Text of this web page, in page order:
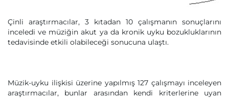
Çinli araştırmacılar, 3 kıtadan 10 çalışmanın sonuçlarını
inceledi ve müziğin akut ya da kronik uyku bozukluklarının
tedavisinde etkili olabileceği sonucuna ulaştı.
Müzik-uyku ilişkisi üzerine yapılmış 127 çalışmayı inceleyen
araştırmacılar, bunlar arasından kendi kriterlerine uyan